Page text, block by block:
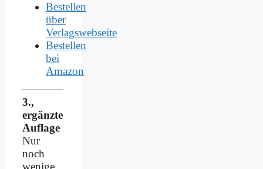
Bestellen
über
Verlagswebseite
Bestellen
bei
Amazon
3.,
ergänzte
Auflage
Nur
noch
wenige